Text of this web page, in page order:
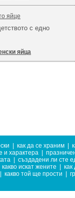
яйце
с едно
яйца
как да се храним
и характера
създадени ли сте
какво искат жените
как
какво той ще прости